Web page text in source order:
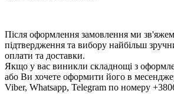
Після оформлення замовлення ми
підтвердження та вибору найбільш
оплати та доставки.
Якщо у вас виникли складнощі з
або Ви хочете оформити його в
Viber, Whatsapp, Telegram по номеру